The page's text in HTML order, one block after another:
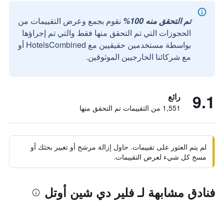
تم التحقق منه 100%
نقوم بجمع وعرض التقييمات من
الحجوزات التي تم التحقق منها فقط والتي تم إجراؤها
بواسطة مستخدمين حقيقيين مع HotelsCombined أو
مع شركائنا الخارجيين الموثوقين.
9.1 رائع
1,551 من التقييمات تم التحقق منها
لم يتم العثور على تقييمات. حاول إزالة مرشح أو تغيير بحثك أو
مسح كل شيء لعرض التقييمات.
فنادق مشابهة لـ فلير دي شين أوتل